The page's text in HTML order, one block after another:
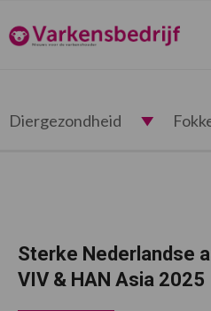
de
hoofdnavigatie
de
hoofd
de
eerste
de
voettekst
Varkensbedrijf.nl
Diergezondheid
Sterke Nederlandse
VIV & HAN Asia 2025